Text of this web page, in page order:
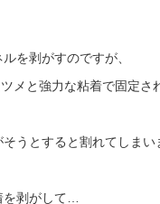
を剥がすのですが、
メと強力な粘着で固定さ
うとすると割れてしまい
を剥がして…